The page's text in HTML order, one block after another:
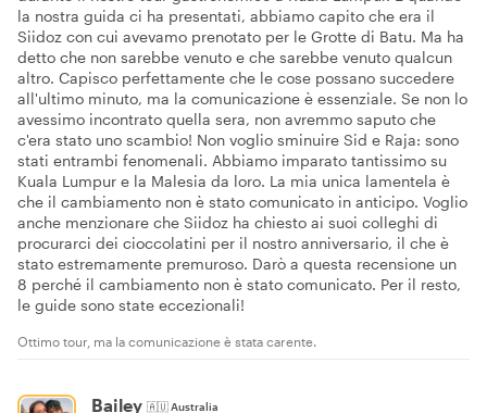
la nostra guida ci ha presentati, abbiamo capito che era il
Siidoz con cui avevamo prenotato per le Grotte di Batu. Ma ha
detto che non sarebbe venuto e che sarebbe venuto qualcun
altro. Capisco perfettamente che le cose possano succedere
all'ultimo minuto, ma la comunicazione è essenziale. Se non lo
avessimo incontrato quella sera, non avremmo saputo che
c'era stato uno scambio! Non voglio sminuire Sid e Raja: sono
stati entrambi fenomenali. Abbiamo imparato tantissimo su
Kuala Lumpur e la Malesia da loro. La mia unica lamentela è
che il cambiamento non è stato comunicato in anticipo. Voglio
anche menzionare che Siidoz ha chiesto ai suoi colleghi di
procurarci dei cioccolatini per il nostro anniversario, il che è
stato estremamente premuroso. Darò a questa recensione un
8 perché il cambiamento non è stato comunicato. Per il resto,
le guide sono state eccezionali!
Ottimo tour, ma la comunicazione è stata carente.
Bailey 🇦🇺Australia